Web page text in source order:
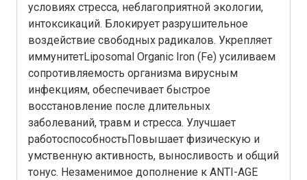
условиях стресса, неблагоприятной экологии,
интоксикаций. Блокирует разрушительное
воздействие свободных радикалов. Укрепляет
иммунитетLiposomal Organic Iron (Fe) усиливаем
сопротивляемость организма вирусным
инфекциям, обеспечивает быстрое
восстановление после длительных
заболеваний, травм и стресса. Улучшает
работоспособностьПовышает физическую и
умственную активность, выносливость и общий
тонус. Незаменимое дополнение к ANTI-AGE